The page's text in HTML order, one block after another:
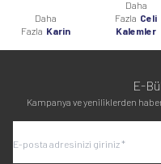
Daha
Fazla Karin
Daha
Fazla Celi
Kalemler
E-
Kampanya ve yeniliklerden